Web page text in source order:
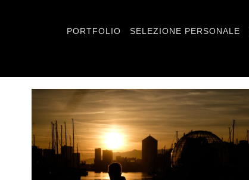
PORTFOLIO SELEZIONE PERSONALE